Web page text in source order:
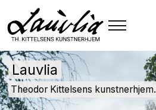
Lauvlia
Theodor Kittelsens kunstnerhjem.